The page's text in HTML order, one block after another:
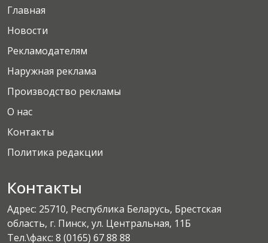
Главная
Новости
Рекламодателям
Наружная реклама
Производство рекламы
О нас
Контакты
Политика редакции
Контакты
Адрес: 25710, Республика Беларусь, Брестская
область, г. Пинск, ул. Центральная, 11Б
Тел.\факс: 8 (0165) 67 88 88